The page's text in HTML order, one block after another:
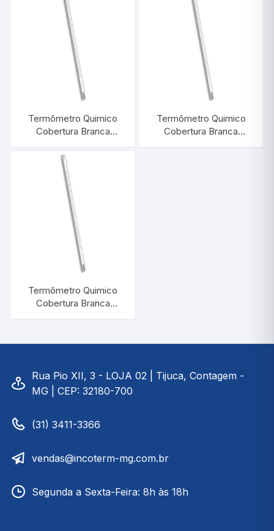
Termômetro Quimico
Cobertura Branca
INCOTERM 5033
Termômetro Quimico
Cobertura Branca
Termômetro Quimico
Cobertura Branca
Rua Pio XII, 3 - LOJA 02 | Tijuca, Contagem -
MG | CEP: 32180-700
(31) 3411-3366
vendas@incoterm-mg.com.br
Segunda a Sexta-Feira: 8h às 18h